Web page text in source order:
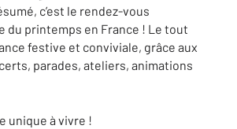
c’est le rendez-vous
du printemps en France ! Le tout
festive et conviviale, grâce aux
parades, ateliers, animations
unique à vivre !